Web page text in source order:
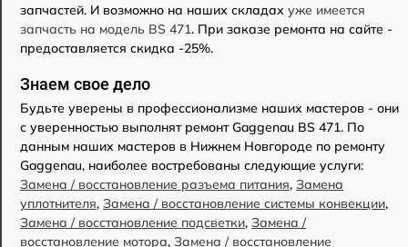
запчастей. И возможно на наших складах уже имеется
запчасть на модель BS 471. При заказе ремонта на сайте -
предоставляется скидка -25%.
Знаем свое дело
Будьте уверены в профессионализме наших мастеров - они
с уверенностью выполнят ремонт Gaggenau BS 471. По
данным наших мастеров в Нижнем Новгороде по ремонту
Gaggenau, наиболее востребованы следующие услуги:
Замена / восстановление разъема питания, Замена
уплотнителя, Замена / восстановление системы конвекции,
Замена / восстановление подсветки, Замена /
восстановление мотора, Замена / восстановление